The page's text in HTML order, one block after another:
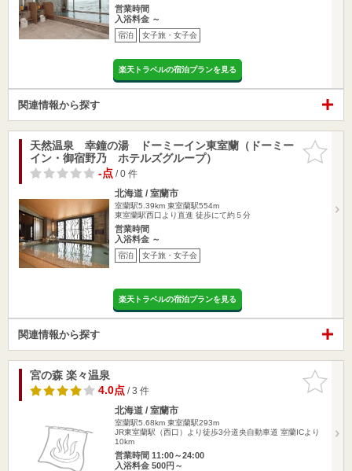
営業時間
入浴料金 ～
宿泊 女子旅・女子会
楽天トラベルの宿泊プランを見る
関連情報から探す
お気に入
りに追加
天然温泉 幸鐘の湯 ドーミーイン東室蘭（ドーミー
イン・御宿野乃 ホテルズグループ）
-点/ 0 件
北海道 / 室蘭市
室蘭駅5.39km 東室蘭駅554m
東室蘭駅西口より直進 徒歩にて約５分
営業時間
入浴料金 ～
宿泊 女子旅・女子会
楽天トラベルの宿泊プランを見る
関連情報から探す
お気に入
りに追加
宮の森 楽々温泉
4.0点/ 3 件
北海道 / 室蘭市
室蘭駅5.68km 東室蘭駅293m
JR東室蘭駅（西口）より徒歩3分道央自動車道 室蘭ICより
10km
営業時間 11:00～24:00
入浴料金 500円～